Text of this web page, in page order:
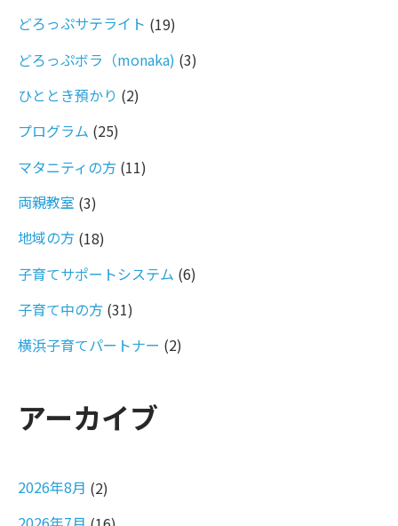
どろっぷサテライト (19)
どろっぷボラ（monaka) (3)
ひととき預かり (2)
プログラム (25)
マタニティの方 (11)
両親教室 (3)
地域の方 (18)
子育てサポートシステム (6)
子育て中の方 (31)
横浜子育てパートナー (2)
アーカイブ
2026年8月 (2)